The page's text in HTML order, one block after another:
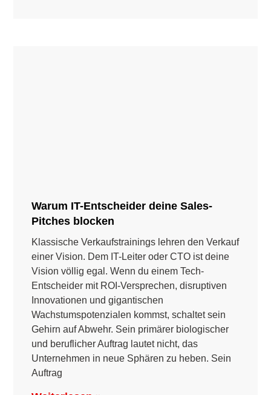
Warum IT-Entscheider deine Sales-
Pitches blocken
Klassische Verkaufstrainings lehren den Verkauf
einer Vision. Dem IT-Leiter oder CTO ist deine
Vision völlig egal. Wenn du einem Tech-
Entscheider mit ROI-Versprechen, disruptiven
Innovationen und gigantischen
Wachstumspotenzialen kommst, schaltet sein
Gehirn auf Abwehr. Sein primärer biologischer
und beruflicher Auftrag lautet nicht, das
Unternehmen in neue Sphären zu heben. Sein
Auftrag